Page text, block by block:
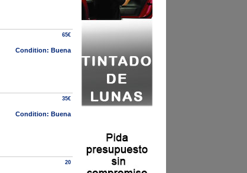
65€
Condition: Buena
35€
Condition: Buena
20